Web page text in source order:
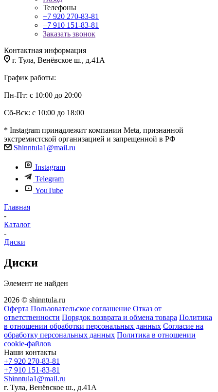
Телефоны
+7 920 270-83-81
+7 910 151-83-81
Заказать звонок
Контактная информация
г. Тула, Венёвское ш., д.41А
График работы:
Пн-Пт: с 10:00 до 20:00
Сб-Вск: с 10:00 до 18:00
* Instagram принадлежит компании Meta, признанной
экстремистской организацией и запрещенной в РФ
Shinntula1@mail.ru
Instagram
Telegram
YouTube
Главная
-
Каталог
-
Диски
Диски
Элемент не найден
2026 © shinntula.ru
Оферта Пользовательское соглашение Отказ от
ответственности Порядок возврата и обмена товара Политика
в отношении обработки персональных данных Согласие на
обработку персональных данных Политика в отношении
cookie-файлов
Наши контакты
+7 920 270-83-81
+7 910 151-83-81
Shinntula1@mail.ru
г. Тула, Венёвское ш., д.41А